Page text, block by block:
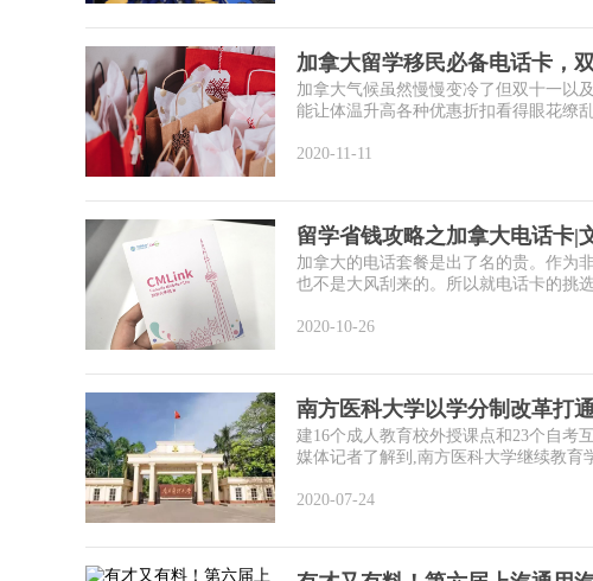
加拿大留学移民必备电话卡，
加拿大气候虽然慢慢变冷了但双十一以
能让体温升高各种优惠折扣看得眼花缭
2020-11-11
留学省钱攻略之加拿大电话卡|
加拿大的电话套餐是出了名的贵。作为
也不是大风刮来的。所以就电话卡的挑
2020-10-26
南方医科大学以学分制改革打
建16个成人教育校外授课点和23个自考
媒体记者了解到,南方医科大学继续教育
2020-07-24